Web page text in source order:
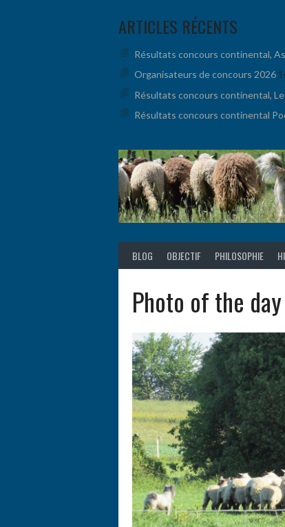
ARTICLES RÉCENTS
Résultats concours continental,
Organisateurs de concours 2026
Résultats concours continental,
Résultats concours continental
BLOG OBJECTIF PHILOSOPHIE
Photo of the day